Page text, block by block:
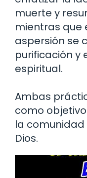
muerte y
mientras que
aspersión se
purificación y
espiritual.
Ambas
como
la
Dios.